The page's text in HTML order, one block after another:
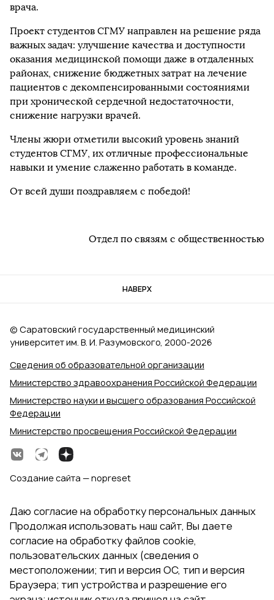
врача.
Проект студентов СГМУ направлен на решение ряда
важных задач: улучшение качества и доступности
оказания медицинской помощи даже в отдаленных
районах, снижение бюджетных затрат на лечение
пациентов с декомпенсированными состояниями
при хронической сердечной недостаточности,
снижение нагрузки врачей.
Члены жюри отметили высокий уровень знаний
студентов СГМУ, их отличные профессиональные
навыки и умение слаженно работать в команде.
От всей души поздравляем с победой!
Отдел по связям с общественностью
НАВЕРХ
Сведения об образовательной организации
Министерство здравоохранения Российской Федерации
Министерство науки и высшего образования Российской
Федерации
Министерство просвещения Российской Федерации
© Саратовский государственный медицинский
университет им. В. И. Разумовского, 2000‑2026
Создание сайта — nopreset
Даю согласие на обработку персональных данных
Продолжая использовать наш сайт, Вы даете
согласие на обработку файлов cookie,
пользовательских данных (сведения о
местоположении; тип и версия ОС, тип и версия
Браузера; тип устройства и разрешение его